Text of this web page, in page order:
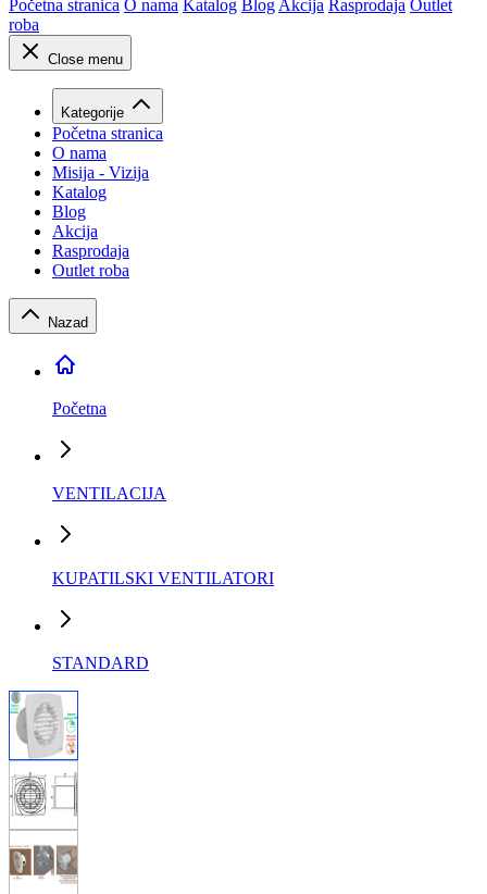
Početna stranica O nama Katalog Blog Akcija Rasprodaja Outlet
roba
Close menu
Kategorije
Početna stranica
O nama
Misija - Vizija
Katalog
Blog
Akcija
Rasprodaja
Outlet roba
Nazad
Početna
VENTILACIJA
KUPATILSKI VENTILATORI
STANDARD